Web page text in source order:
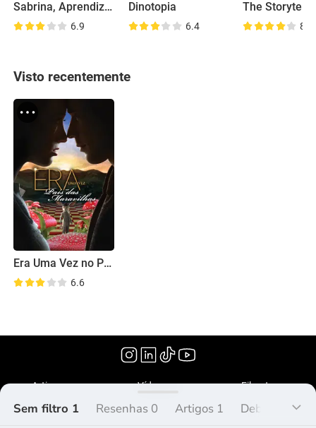
Sabrina, Aprendiz de Feiticeira
6.9
Dinotopia
6.4
The
8.8
Visto recentemente
Era Uma Vez no País das Maravilhas
6.6
(2013)
Sem filtro 1 Resenhas 0 Artigos 1 Debate 0
Artigos Vídeos Filmoteca
O que é Peliplat?